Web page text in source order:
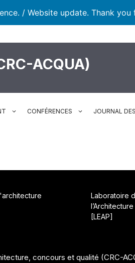
/ Website update. Thank you
ACQUA)
CONFÉRENCES JOURNAL
Laboratoire
[LEAP]
concours et qualité (CRC-